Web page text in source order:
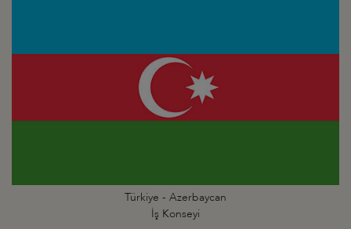
Türkiye - Azerbaycan
İş Konseyi